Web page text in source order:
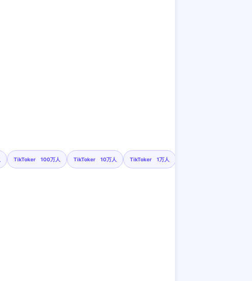
TikToker 100万人 TikToker 10万人 TikToker 1万人